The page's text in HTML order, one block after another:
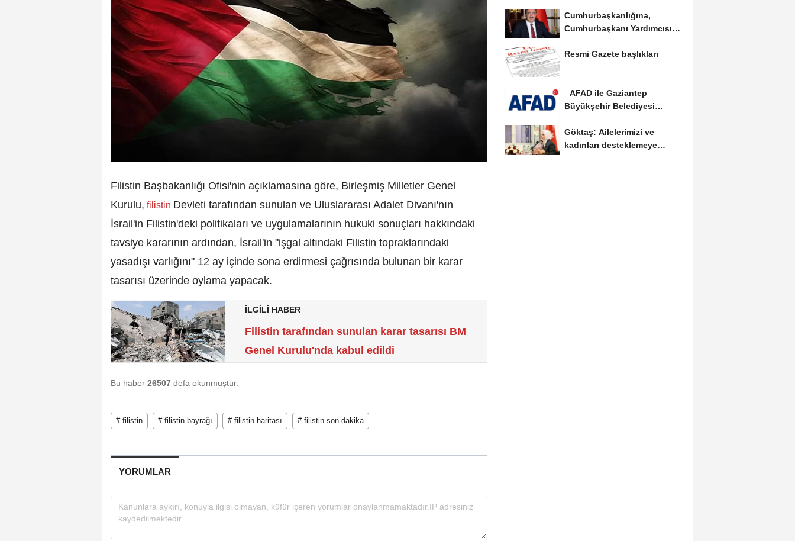
Filistin Başbakanlığı Ofisi'nin açıklamasına göre, Birleşmiş Milletler Genel
Kurulu, filistin Devleti tarafından sunulan ve Uluslararası Adalet Divanı'nın
İsrail'in Filistin'deki politikaları ve uygulamalarının hukuki sonuçları hakkındaki
tavsiye kararının ardından, İsrail'in "işgal altındaki Filistin topraklarındaki
yasadışı varlığını" 12 ay içinde sona erdirmesi çağrısında bulunan bir karar
tasarısı üzerinde oylama yapacak.
İLGİLİ HABER
Filistin tarafından sunulan karar tasarısı BM
Genel Kurulu'nda kabul edildi
Bu haber 26507 defa okunmuştur.
# filistin # filistin bayrağı # filistin haritası # filistin son dakika
YORUMLAR
Cumhurbaşkanlığına,
Cumhurbaşkanı Yardımcısı
Resmi Gazete başlıkları
AFAD ile Gaziantep
Büyükşehir Belediyesi
Göktaş: Ailelerimizi ve
kadınları desteklemeye